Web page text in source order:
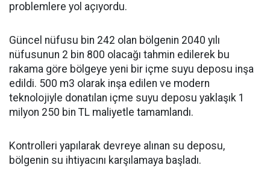
problemlere yol açıyordu.
Güncel nüfusu bin 242 olan bölgenin 2040 yılı
nüfusunun 2 bin 800 olacağı tahmin edilerek bu
rakama göre bölgeye yeni bir içme suyu deposu inşa
edildi. 500 m3 olarak inşa edilen ve modern
teknolojiyle donatılan içme suyu deposu yaklaşık 1
milyon 250 bin TL maliyetle tamamlandı.
Kontrolleri yapılarak devreye alınan su deposu,
bölgenin su ihtiyacını karşılamaya başladı.